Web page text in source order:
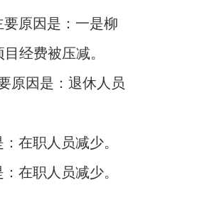
要原因是：一是柳
经费被压减。
原因是：退休人员
在职人员减少。
在职人员减少。